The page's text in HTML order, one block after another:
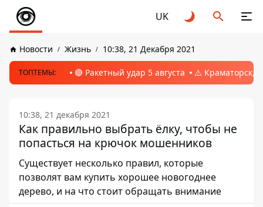
UK
Новости Жизнь 10:38, 21 Декабря 2021
ТОПТЕМЫ: 🔴 Ракетный удар 5 августа ⚠️ Краматорск,
10:38, 21 декабря 2021
Как правильно выбрать ёлку, чтобы не
попасться на крючок мошенников
Существует несколько правил, которые
позволят вам купить хорошее новогоднее
дерево, и на что стоит обращать внимание